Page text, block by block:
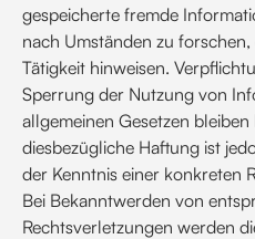
gespeicherte fremde
nach Umständen zu
Tätigkeit hinweisen.
Sperrung der Nutzung von
allgemeinen Gesetzen
diesbezügliche Haftung ist
der Kenntnis einer konkreten
Bei Bekanntwerden von
Rechtsverletzungen werden